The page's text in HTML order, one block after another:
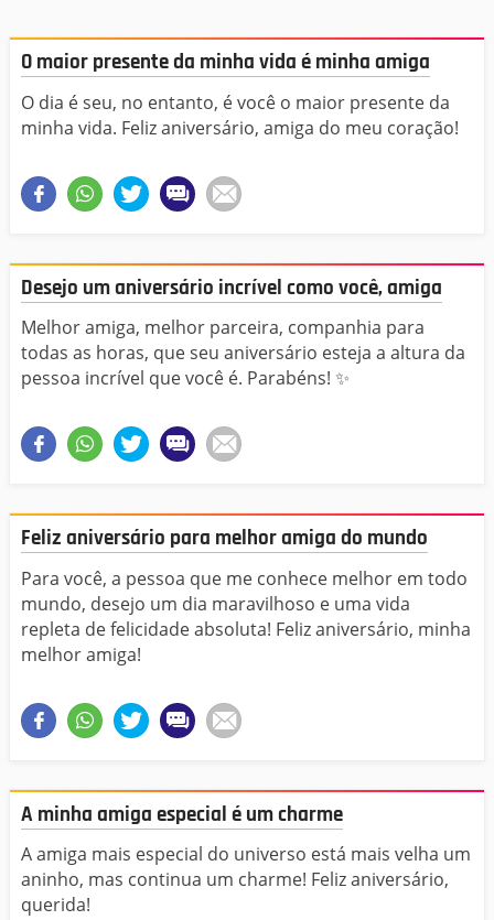
O maior presente da minha vida é minha amiga
O dia é seu, no entanto, é você o maior presente da
minha vida. Feliz aniversário, amiga do meu coração!
Desejo um aniversário incrível como você, amiga
Melhor amiga, melhor parceira, companhia para
todas as horas, que seu aniversário esteja a altura da
pessoa incrível que você é. Parabéns! ✨
Feliz aniversário para melhor amiga do mundo
Para você, a pessoa que me conhece melhor em todo
mundo, desejo um dia maravilhoso e uma vida
repleta de felicidade absoluta! Feliz aniversário, minha
melhor amiga!
A minha amiga especial é um charme
A amiga mais especial do universo está mais velha um
aninho, mas continua um charme! Feliz aniversário,
querida!